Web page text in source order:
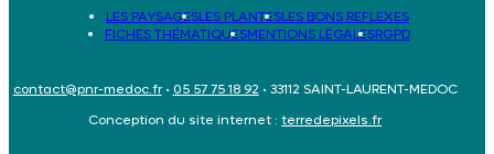
LES PAYSAGESLES PLANTESLES BONS REFLEXES
FICHES THÉMATIQUESMENTIONS LÉGALESRGPD
contact@pnr-medoc.fr• 05 57 75 18 92• 33112 SAINT-LAURENT-MEDOC
Conception du site internet :terredepixels.fr